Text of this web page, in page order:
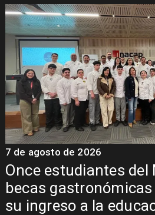
Álvarez-
regional para
Pehuenche como
7 de agosto de 2026